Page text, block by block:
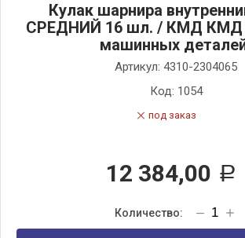
Кулак шарнира
СРЕДНИЙ 16 шл. / КМД КМД
машинных
Артикул: 4310-2304065
Код: 1054
под заказ
12 384,00 Р